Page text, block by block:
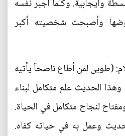
وايجابية. وكلما اجبر نفسه
وأصبحت شخصيته أكبر
(طوبى لمن أطاع ناصحاً يأتيه
غاوياً يرديه)(7). وهذا الحديث علم متكامل لبناء
لنجاح متكامل في الحياة.
وعمل به في حياته كفاه.